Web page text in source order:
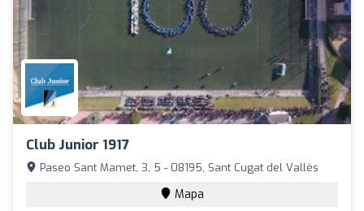
Club Junior 1917
Paseo Sant Mamet, 3, 5 - 08195, Sant Cugat del Vallès
Mapa